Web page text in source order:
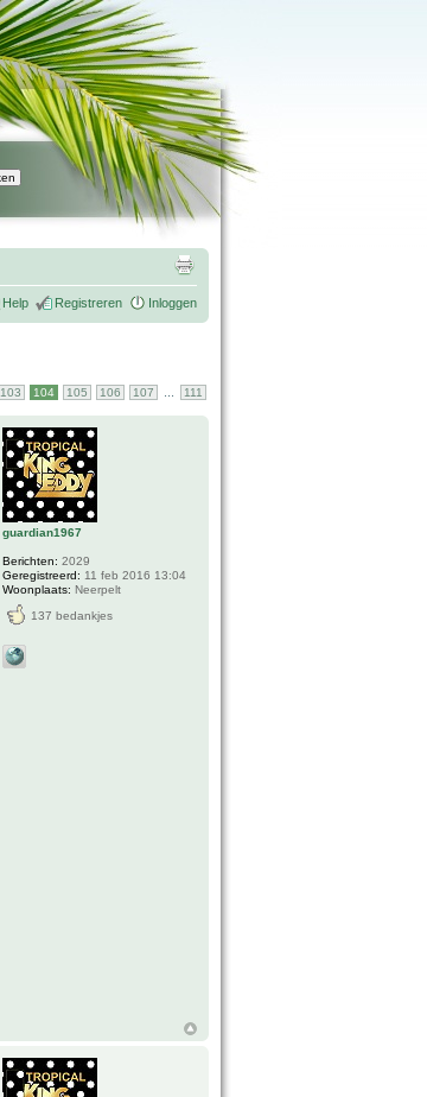
Help Registreren Inloggen
103 104 105 106 107 111
guardian1967
Berichten: 2029
Geregistreerd: 11 feb 2016 13:04
Woonplaats: Neerpelt
137 bedankjes